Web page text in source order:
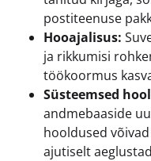
postiteenuse
Hooajalisus:
ja rikkumisi
töökoormus
Süsteemsed
andmebaaside
hooldused
ajutiselt